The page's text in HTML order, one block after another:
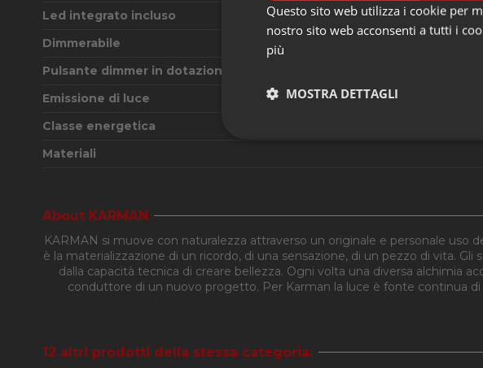
Led integrato incluso
Dimmerabile
Pulsante dimmer in dotazione
Emissione di luce
Classe energetica
Materiali
About KARMAN
KARMAN si muove con naturalezza attraverso un originale e personale uso
è la materializzazione di un ricordo, di una sensazione, di un pezzo di vita.
dalla capacità tecnica di creare bellezza. Ogni volta una diversa alchimia
conduttore di un nuovo progetto. Per Karman la luce è fonte continua
12 altri prodotti della stessa categoria:
Questo sito web utilizza i cookie per
nostro sito web acconsenti a tutti i
più
MOSTRA DETTAGLI
Strettamente
I cookie strettamente necessari consentono le
dell'account. Il sito web non può essere
CookieScriptConsent